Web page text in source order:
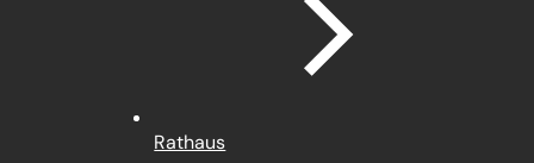
Rathaus